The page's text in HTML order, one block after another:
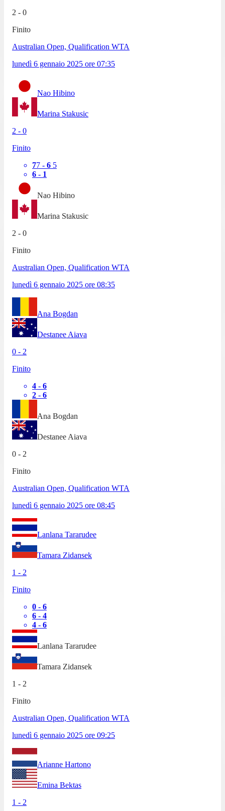
2 - 0
Finito
Australian Open, Qualification WTA
lunedì 6 gennaio 2025 ore 07:35
Nao Hibino
Marina Stakusic
2 - 0
Finito
77 - 6 5
6 - 1
Nao Hibino
Marina Stakusic
2 - 0
Finito
Australian Open, Qualification WTA
lunedì 6 gennaio 2025 ore 08:35
Ana Bogdan
Destanee Aiava
0 - 2
Finito
4 - 6
2 - 6
Ana Bogdan
Destanee Aiava
0 - 2
Finito
Australian Open, Qualification WTA
lunedì 6 gennaio 2025 ore 08:45
Lanlana Tararudee
Tamara Zidansek
1 - 2
Finito
0 - 6
6 - 4
4 - 6
Lanlana Tararudee
Tamara Zidansek
1 - 2
Finito
Australian Open, Qualification WTA
lunedì 6 gennaio 2025 ore 09:25
Arianne Hartono
Emina Bektas
1 - 2